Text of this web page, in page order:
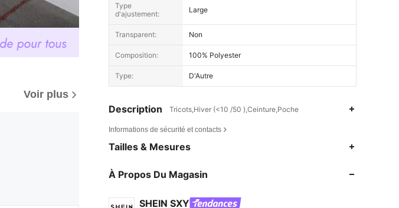
Voir plus
Type
d'ajustement:
Large
Transparent: Non
Composition: 100% Polyester
Type: D'Autre
Description Tricots,Hiver (<10 /50 ),Ceinture,Poche
Informations de sécurité et contacts
Tailles & Mesures
À Propos Du Magasin
SHEIN SXY
4,86
7.3K